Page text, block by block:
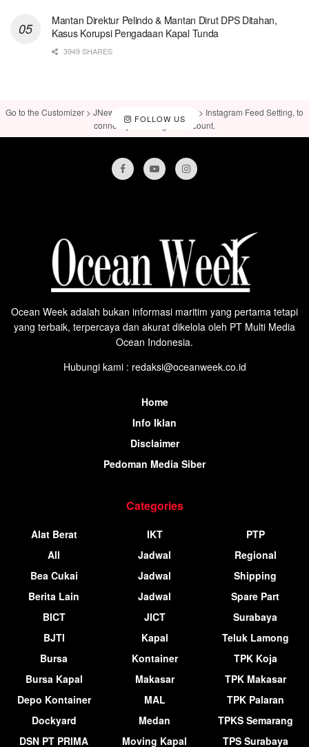
Mantan Direktur Pelindo & Mantan Dirut DPS Ditahan,
Kasus Korupsi Pengadaan Kapal Tunda
3949 SHARES
FOLLOW US
Go to the Customizer > JNews : Social, Like & View > Instagram Feed Setting, to
connect your Instagram account.
Ocean Week adalah bukan informasi maritim yang pertama tetapi
yang terbaik, terpercaya dan akurat dikelola oleh PT Multi Media
Ocean Indonesia.
Hubungi kami : redaksi@oceanweek.co.id
Home
Info Iklan
Disclaimer
Pedoman Media Siber
Categories
Alat Berat
All
Bea Cukai
Berita Lain
BICT
BJTI
Bursa
Bursa Kapal
Depo Kontainer
Dockyard
DSN PT PRIMA
IKT
Jadwal
Jadwal
Jadwal
JICT
Kapal
Kontainer
Makasar
MAL
Medan
Moving Kapal
PTP
Regional
Shipping
Spare Part
Surabaya
Teluk Lamong
TPK Koja
TPK Makasar
TPK Palaran
TPKS Semarang
TPS Surabaya